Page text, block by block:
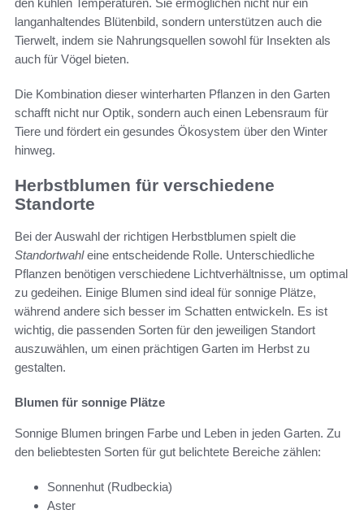
langanhaltendes Blütenbild, sondern unterstützen auch die
Tierwelt, indem sie Nahrungsquellen sowohl für Insekten als
auch für Vögel bieten.
Die Kombination dieser winterharten Pflanzen in den Garten
schafft nicht nur Optik, sondern auch einen Lebensraum für
Tiere und fördert ein gesundes Ökosystem über den Winter
hinweg.
Herbstblumen für verschiedene
Standorte
Bei der Auswahl der richtigen Herbstblumen spielt die
Standortwahleine entscheidende Rolle. Unterschiedliche
Pflanzen benötigen verschiedene Lichtverhältnisse, um optimal
zu gedeihen. Einige Blumen sind ideal für sonnige Plätze,
während andere sich besser im Schatten entwickeln. Es ist
wichtig, die passenden Sorten für den jeweiligen Standort
auszuwählen, um einen prächtigen Garten im Herbst zu
gestalten.
Blumen für sonnige Plätze
Sonnige Blumen bringen Farbe und Leben in jeden Garten. Zu
den beliebtesten Sorten für gut belichtete Bereiche zählen:
Sonnenhut (Rudbeckia)
Aster